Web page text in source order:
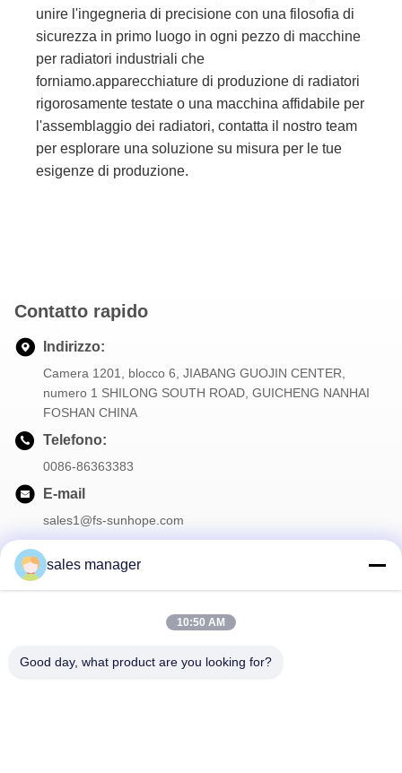
unire l'ingegneria di precisione con una filosofia di
sicurezza in primo luogo in ogni pezzo di macchine
per radiatori industriali che
forniamo.apparecchiature di produzione di radiatori
rigorosamente testate o una macchina affidabile per
l'assemblaggio dei radiatori, contatta il nostro team
per esplorare una soluzione su misura per le tue
esigenze di produzione.
Contatto rapido
Indirizzo:
Camera 1201, blocco 6, JIABANG GUOJIN CENTER,
numero 1 SHILONG SOUTH ROAD, GUICHENG NANHAI
FOSHAN CHINA
Telefono:
0086-86363383
E-mail
sales1@fs-sunhope.com
La nostra newsletter
sales manager
10:50 AM
Good day, what product are you looking for?